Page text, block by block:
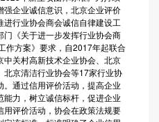
企业诚信意识，北京企业评价
行业协会商会诚信自律建设工
《关于进一步发挥行业协会商
作方案》要求，自2017年起联合
关村高新技术企业协会、北京
京清洁行业协会等17家行业协
通过信用评价活动，提高企业
力，树立诚信标杆，促进企业
评价活动，协会在政策法规要